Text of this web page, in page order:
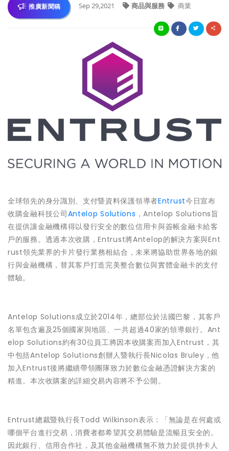
推廣新聞稿 Sep 29,2021 商品與服務 商業
全球領先的身分識別、支付暨資料保護領導者Entrust今日宣布
收購金融科技公司Antelop Solutions ，Antelop Solutions旨
在提供讓金融機構得以發行安全的數位信用卡與簽帳金融卡給客
戶的服務。透過本次收購，Entrust將Antelop的解決方案與Ent
rust領先業界的卡片發行業務相結合，未來將協助世界各地的銀
行與金融機構，替其客戶打造完美整合數位與實體金融卡的支付
體驗。
Antelop Solutions成立於2014年，總部位於法國巴黎，其客戶
名單包含遍及25個國家與地區、一共超過40家的領導銀行。Ant
elop Solutions約有30位員工將因本收購案而加入Entrust，其
中包括Antelop Solutions創辦人暨執行長Nicolas Bruley，他
加入Entrust後將繼續帶領團隊致力於數位金融憑證解決方案的
精進。本次收購案的詳細交易內容將不予公開。
Entrust總裁暨執行長Todd Wilkinson表示：「無論是在何處或
哪個平台進行交易，消費者都希望其交易體驗是流暢且安全的。
因此銀行、信用合作社，及其他金融機構無不致力於提供持卡人